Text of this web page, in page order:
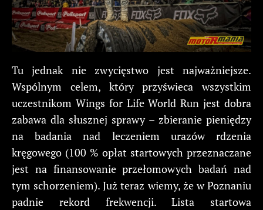
Tu jednak nie zwycięstwo jest najważniejsze.
Wspólnym celem, który przyświeca wszystkim
uczestnikom Wings for Life World Run jest dobra
zabawa dla słusznej sprawy – zbieranie pieniędzy
na badania nad leczeniem urazów rdzenia
kręgowego (100 % opłat startowych przeznaczane
jest na finansowanie przełomowych badań nad
tym schorzeniem). Już teraz wiemy, że w Poznaniu
padnie rekord frekwencji. Lista startowa